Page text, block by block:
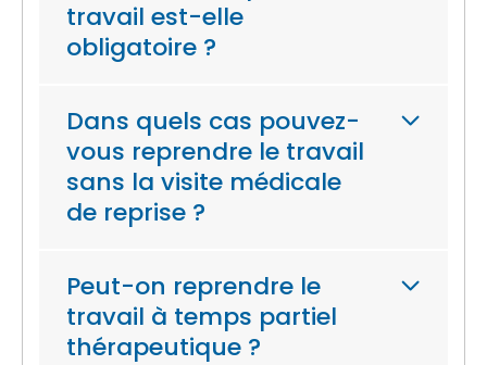
travail est-elle
obligatoire ?
Dans quels cas pouvez-
vous reprendre le travail
sans la visite médicale
de reprise ?
Peut-on reprendre le
travail à temps partiel
thérapeutique ?